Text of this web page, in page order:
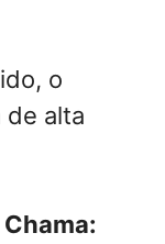
o
de alta